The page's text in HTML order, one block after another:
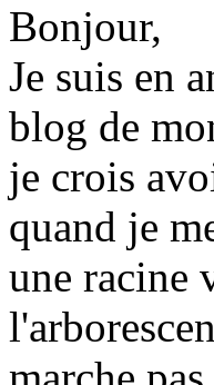
Bonjour,
Je suis en
blog de
je crois
quand je
une racine